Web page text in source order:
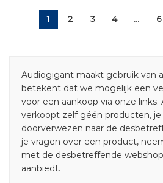
1 2 3 4 … 6
Audiogigant maakt gebruik van
betekent dat we mogelijk een
voor een aankoop via onze
verkoopt zelf géén producten,
doorverwezen naar de
je vragen over een product,
met de desbetreffende
aanbiedt.